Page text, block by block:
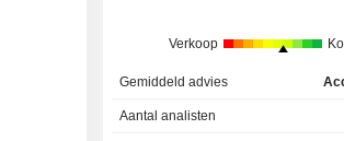
Verkoop
Gemiddeld advies
Aantal analisten